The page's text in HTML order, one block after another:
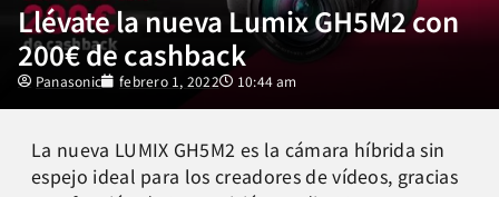
Llévate la nueva Lumix GH5M2 con
200€ de cashback
Panasonic febrero 1, 2022 10:44 am
La nueva LUMIX GH5M2 es la cámara híbrida sin
espejo ideal para los creadores de vídeos, gracias